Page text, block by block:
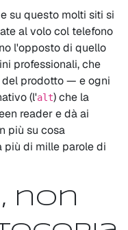
su questo molti siti si
al volo col telefono
l'opposto di quello
professionali, che
prodotto — e ogni
(l'alt) che la
reader e dà ai
più su cosa
più di mille parole di
non